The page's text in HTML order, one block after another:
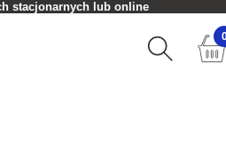
stacjonarnych lub online